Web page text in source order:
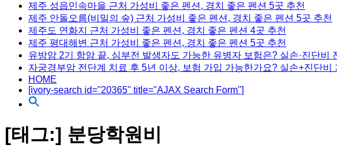
제주 성읍민속마을 근처 가성비 좋은 펜션, 경치 좋은 펜션 5곳 추천
제주 안돌오름(비밀의 숲) 근처 가성비 좋은 펜션, 경치 좋은 펜션 5곳 추천
제주도 연화지 근처 가성비 좋은 펜션, 경치 좋은 펜션 4곳 추천
제주 평대해변 근처 가성비 좋은 펜션, 경치 좋은 펜션 5곳 추천
유방암 2기 항암 끝, 심부전 발생자도 가능한 유병자 보험은? 실손·진단비
자궁경부암 전단계 치료 후 5년 이상, 보험 가입 가능한가요? 실손+진단비
HOME
[ivory-search id="20365" title="AJAX Search Form"]
[태그:] 분당학원비